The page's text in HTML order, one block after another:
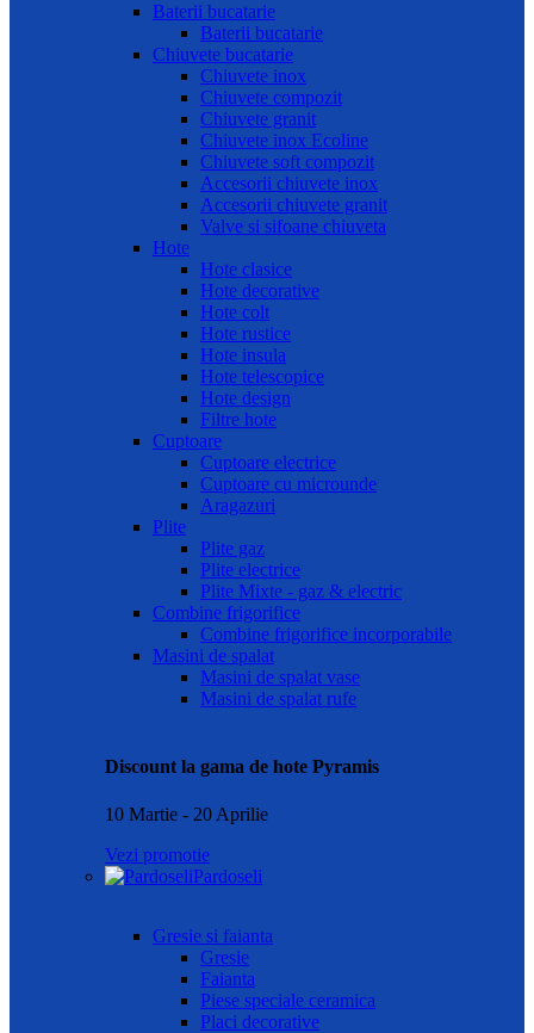
Baterii bucatarie
Baterii bucatarie
Chiuvete bucatarie
Chiuvete inox
Chiuvete compozit
Chiuvete granit
Chiuvete inox Ecoline
Chiuvete soft compozit
Accesorii chiuvete inox
Accesorii chiuvete granit
Valve si sifoane chiuveta
Hote
Hote clasice
Hote decorative
Hote colt
Hote rustice
Hote insula
Hote telescopice
Hote design
Filtre hote
Cuptoare
Cuptoare electrice
Cuptoare cu microunde
Aragazuri
Plite
Plite gaz
Plite electrice
Plite Mixte - gaz & electric
Combine frigorifice
Combine frigorifice incorporabile
Masini de spalat
Masini de spalat vase
Masini de spalat rufe
Discount la gama de hote Pyramis
10 Martie - 20 Aprilie
Vezi promotie
Pardoseli
Gresie si faianta
Gresie
Faianta
Piese speciale ceramica
Placi decorative